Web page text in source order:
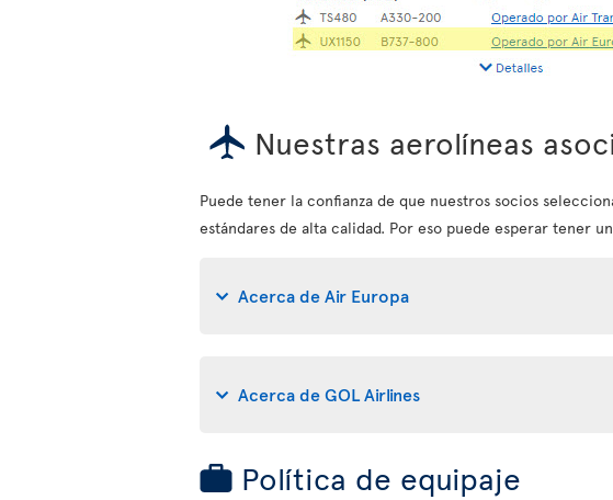
Nuestras aerolíneas
Puede tener la confianza de que nuestros socios
estándares de alta calidad. Por eso puede esperar tener
Acerca de Air Europa
Acerca de GOL Airlines
Política de equipaje